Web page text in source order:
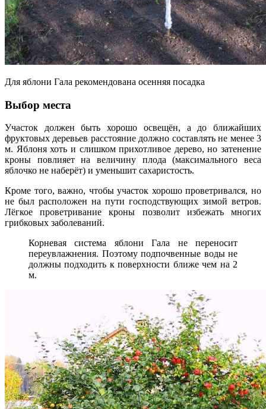
Для яблони Гала рекомендована осенняя посадка
Выбор места
Участок должен быть хорошо освещён, а до ближайших
фруктовых деревьев расстояние должно составлять не менее 3
м. Яблоня хоть и слишком прихотливое дерево, но затенение
кроны повлияет на величину плода (максимального веса
яблочко не наберёт) и уменьшит сахаристость.
Кроме того, важно, чтобы участок хорошо проветривался, но
не был расположен на пути господствующих зимой ветров.
Лёгкое проветривание кроны позволит избежать многих
грибковых заболеваний.
Корневая система яблони Гала не переносит
переувлажнения. Поэтому подпочвенные воды не
должны подходить к поверхности ближе чем на 2
м.